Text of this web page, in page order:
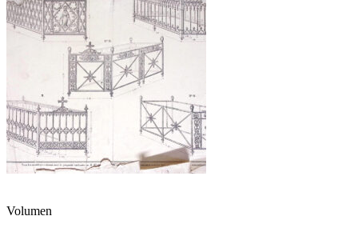
Volumen